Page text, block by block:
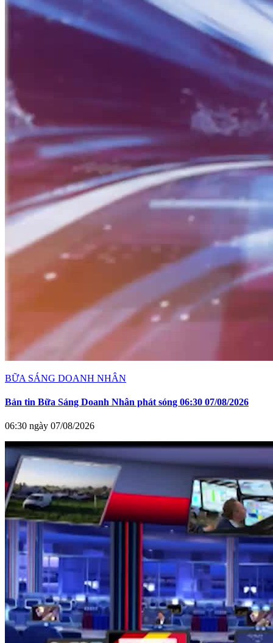
BỮA SÁNG DOANH NHÂN
Bản tin Bữa Sáng Doanh Nhân phát sóng 06:30 07/08/2026
06:30 ngày 07/08/2026